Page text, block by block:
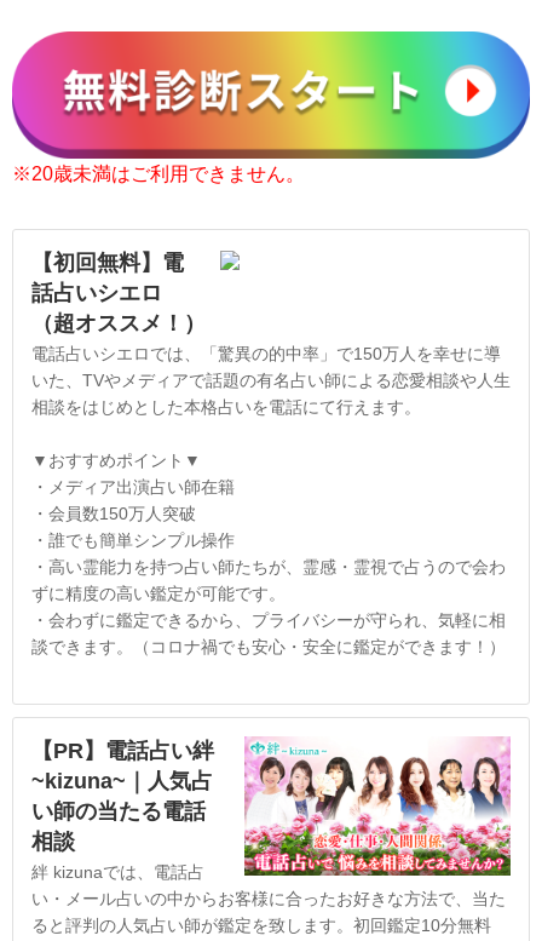
※20歳未満はご利用できません。
【初回無料】電
話占いシエロ
（超オススメ！）
電話占いシエロでは、「驚異の的中率」で150万人を幸せに導
いた、TVやメディアで話題の有名占い師による恋愛相談や人生
相談をはじめとした本格占いを電話にて行えます。
▼おすすめポイント▼
・メディア出演占い師在籍
・会員数150万人突破
・誰でも簡単シンプル操作
・高い霊能力を持つ占い師たちが、霊感・霊視で占うので会わ
ずに精度の高い鑑定が可能です。
・会わずに鑑定できるから、プライバシーが守られ、気軽に相
談できます。（コロナ禍でも安心・安全に鑑定ができます！）
【PR】電話占い絆
~kizuna~｜人気占
い師の当たる電話
相談
絆 kizunaでは、電話占
い・メール占いの中からお客様に合ったお好きな方法で、当た
ると評判の人気占い師が鑑定を致します。初回鑑定10分無料